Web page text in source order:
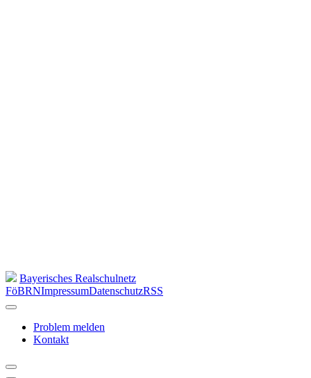
Bayerisches Realschulnetz
FöBRNImpressumDatenschutzRSS
Problem melden
Kontakt